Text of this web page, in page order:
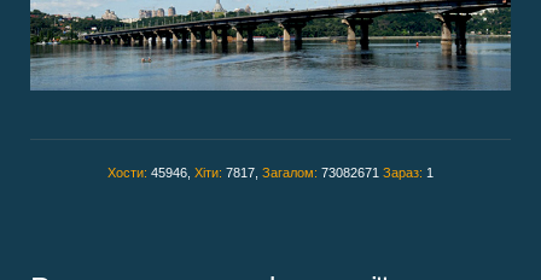
Хости: 45946, Хіти: 7817, Загалом: 73082671 Зараз: 1